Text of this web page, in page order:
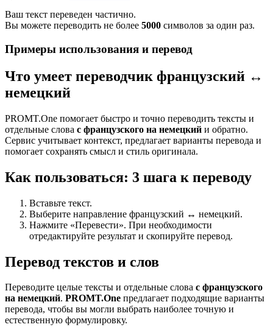
Ваш текст переведен частично.
Вы можете переводить не более 5000 символов за один раз.
Примеры использования и перевод
Что умеет переводчик французский ↔
немецкий
PROMT.One помогает быстро и точно переводить тексты и
отдельные слова с французского на немецкий и обратно.
Сервис учитывает контекст, предлагает варианты перевода и
помогает сохранять смысл и стиль оригинала.
Как пользоваться: 3 шага к переводу
Вставьте текст.
Выберите направление французский ↔ немецкий.
Нажмите «Перевести». При необходимости
отредактируйте результат и скопируйте перевод.
Перевод текстов и слов
Переводите целые тексты и отдельные слова с французского
на немецкий. PROMT.One предлагает подходящие варианты
перевода, чтобы вы могли выбрать наиболее точную и
естественную формулировку.